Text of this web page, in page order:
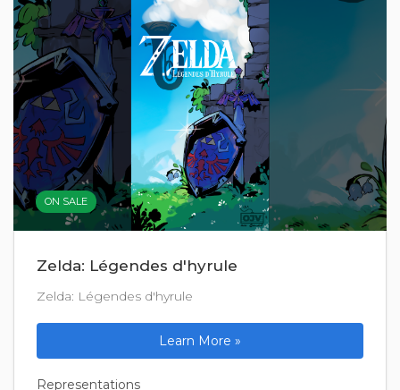
ON SALE
Zelda: Légendes d'hyrule
Zelda: Légendes d'hyrule
Learn More »
Representations